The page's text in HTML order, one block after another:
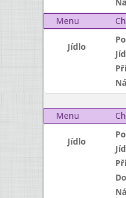
Menu
Jídlo
Menu
Jídlo